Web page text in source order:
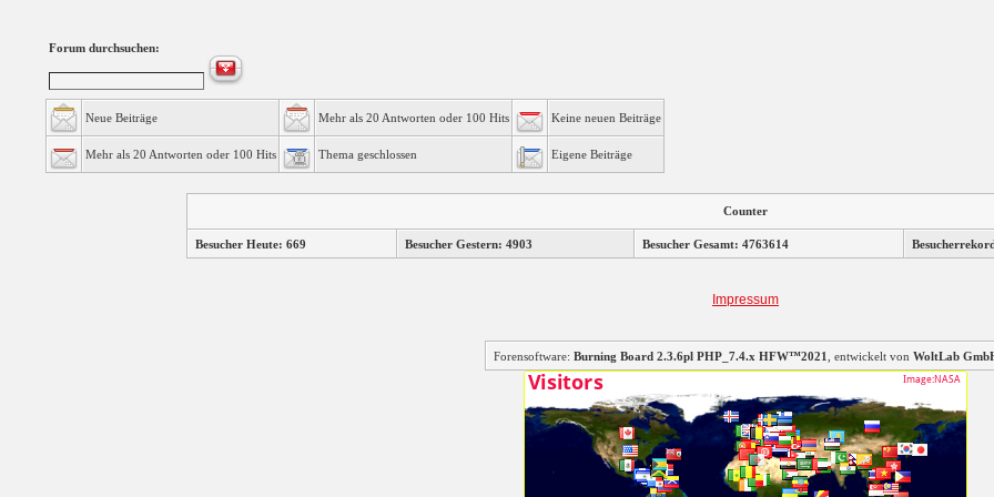
Forum durchsuchen:
Neue Beiträge Mehr als 20 Antworten oder 100 Hits Keine neuen Beiträge
Mehr als 20 Antworten oder 100 Hits Thema geschlossen Eigene Beiträge
Counter
Besucher Heute: 669 Besucher Gestern: 4903 Besucher Gesamt: 4763614
Impressum
Forensoftware: Burning Board 2.3.6pl PHP_7.4.x HFW™2021 , entwickelt von WoltLab